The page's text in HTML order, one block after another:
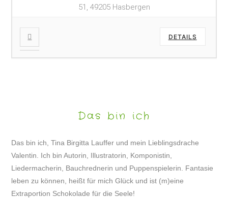
51, 49205 Hasbergen
DETAILS
Das bin ich
Das bin ich, Tina Birgitta Lauffer und mein Lieblingsdrache
Valentin. Ich bin Autorin, Illustratorin, Komponistin,
Liedermacherin, Bauchrednerin und Puppenspielerin. Fantasie
leben zu können, heißt für mich Glück und ist (m)eine
Extraportion Schokolade für die Seele!